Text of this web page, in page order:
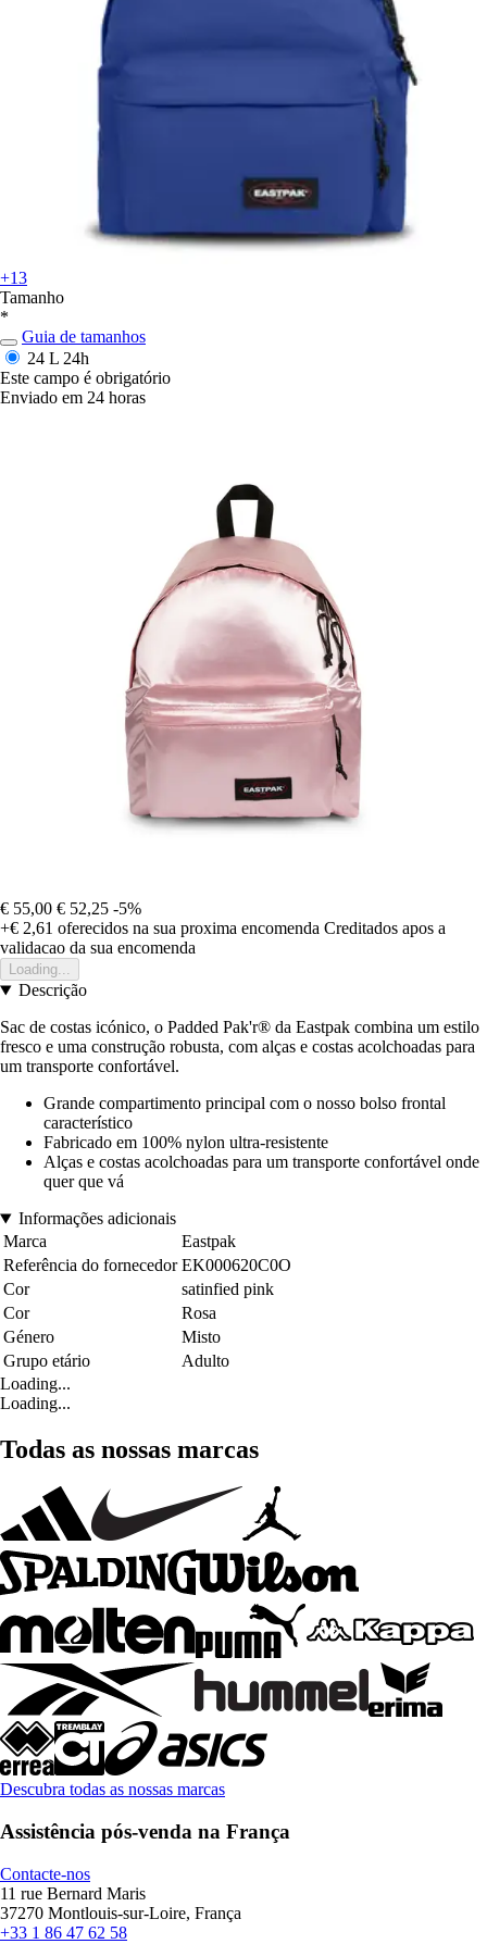
+13
Tamanho
*
Guia de tamanhos
24 L 24h
Este campo é obrigatório
Enviado em 24 horas
€ 55,00 € 52,25 -5%
+€ 2,61 oferecidos na sua proxima encomenda Creditados apos a
validacao da sua encomenda
Loading...
Descrição
Sac de costas icónico, o Padded Pak'r® da Eastpak combina um estilo
fresco e uma construção robusta, com alças e costas acolchoadas para
um transporte confortável.
Grande compartimento principal com o nosso bolso frontal
característico
Fabricado em 100% nylon ultra-resistente
Alças e costas acolchoadas para um transporte confortável onde
quer que vá
Informações adicionais
Marca
Eastpak
Referência do fornecedor EK000620C0O
Cor
satinfied pink
Cor
Rosa
Género
Misto
Grupo etário
Adulto
Loading...
Loading...
Todas as nossas marcas
Descubra todas as nossas marcas
Assistência pós-venda na França
Contacte-nos
11 rue Bernard Maris
37270 Montlouis-sur-Loire, França
+33 1 86 47 62 58